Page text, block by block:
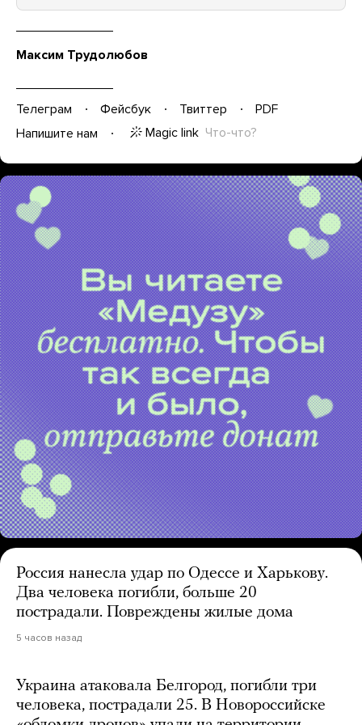
Максим Трудолюбов
Телеграм Фейсбук Твиттер
PDF
Напишите нам
Magic link Что-что?
Россия нанесла удар по Одессе и Харькову.
Два человека погибли, больше 20
пострадали. Повреждены жилые дома
5 часов назад
Украина атаковала Белгород, погибли три
человека, пострадали 25. В Новороссийске